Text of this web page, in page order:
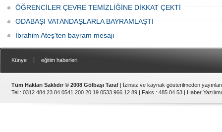
ÖĞRENCİLER ÇEVRE TEMİZLİĞİNE DİKKAT ÇEKTİ
ODABAŞI VATANDAŞLARLA BAYRAMLAŞTI
İbrahim Ateş'ten bayram mesajı
Künye eğitim haberleri
Tüm Hakları Saklıdır © 2008 Gölbaşı Taraf | İzinsiz ve kaynak gösterilmeden
Tel : 0312 484 23 84 0541 200 20 19 0533 966 12 89 | Faks : 485 04 53 |
Haber Yazılımı